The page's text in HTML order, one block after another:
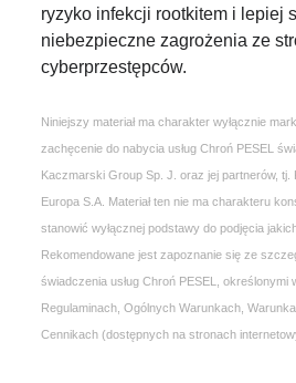
ryzyko infekcji rootkitem i lepiej
niebezpieczne zagrożenia ze
cyberprzestępców.
Niniejszy materiał ma charakter wyłącznie
zachęcenie do nabycia usług Chroń PESEL
Kaczmarski Group Sp. J. oraz jej partnerów, tj.
Europa S.A. Materiał ten nie ma charakteru
stanowić wyłącznej podstawy do podjęcia
Rekomendowane jest zapoznanie się ze
świadczenia usług Chroń PESEL, określonymi
Regulaminach, Ogólnych Warunkach,
Cennikach (dostępnych na stronach